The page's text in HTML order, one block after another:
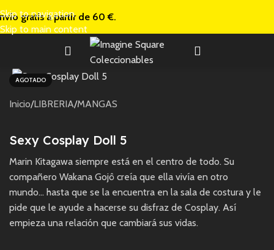
Skip to navigation
Skip to main content
gratis apartir de 60 €.
AGOTADO
Inicio/LIBRERIA/MANGAS
Sexy Cosplay Doll 5
Marin Kitagawa siempre está en el centro de todo. Su
compañero Wakana Gojô creía que ella vivía en otro
mundo… hasta que se la encuentra en la sala de costura y le
pide que le ayude a hacerse su disfraz de Cosplay. Así
empieza una relación que cambiará sus vidas.